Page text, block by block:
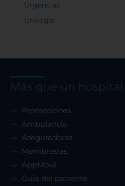
Urgencias
Urología
Más que un hospital
Promociones
Ambulancia
Aseguradoras
Membresías
AppMóvil
Guía del paciente